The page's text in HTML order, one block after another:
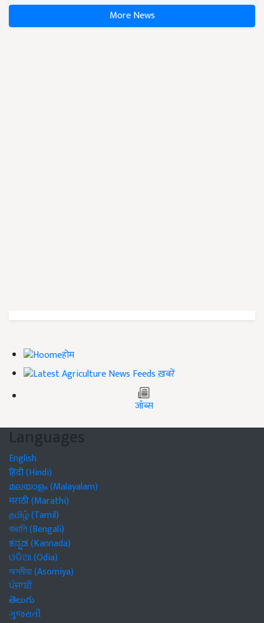
More News
होम
ख़बरें
जॉब्स
Languages
English
हिंदी (Hindi)
മലയാളം (Malayalam)
मराठी (Marathi)
தமிழ் (Tamil)
বাঙালি (Bengali)
ಕನ್ನಡ (Kannada)
ଓଡିଆ (Odia)
অসমীয়া (Asomiya)
ਪੰਜਾਬੀ
తెలుగు
ગુજરાતી